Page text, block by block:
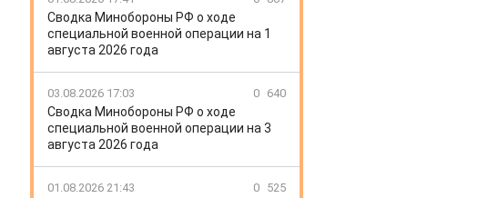
Сводка Минобороны РФ о ходе
специальной военной операции на 1
августа 2026 года
03.08.2026 17:03 0 640
Сводка Минобороны РФ о ходе
специальной военной операции на 3
августа 2026 года
01.08.2026 21:43 0 525